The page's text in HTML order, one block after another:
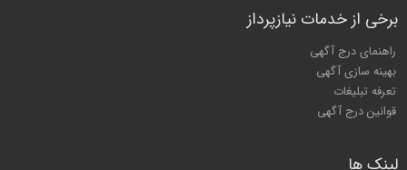
برخی از خدمات نیازپرداز
راهنمای درج آگهی
بهینه سازی آگهی
تعرفه تبلیغات
قوانین درج آگهی
لینک ها